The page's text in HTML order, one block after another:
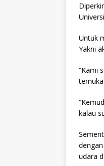
Untuk
Yakni
“Kami
kalau
udara